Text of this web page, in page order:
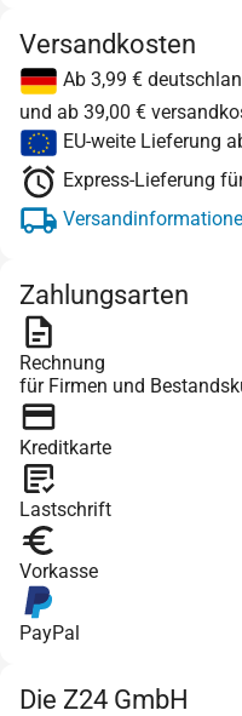
Versandkosten
Ab 3,99 €
und ab 39,00 €
EU-weite Lieferung
Express-Lieferung
Zahlungsarten
Rechnung
für Firmen und
Kreditkarte
Lastschrift
Vorkasse
PayPal
Die Z24 GmbH